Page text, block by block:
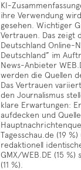
KI-
ihre Verwendung
gesehen. Wichtiger
Vertrauen. Das zeigt
Deutschland Online-
Deutschland” im
News-Anbieter
werden die Quellen
Das Vertrauen
den Journalismus
klare Erwartungen:
aufdecken und
Tagesschau.de (19
redaktionell
GMX/WEB.DE (15
(11 %).